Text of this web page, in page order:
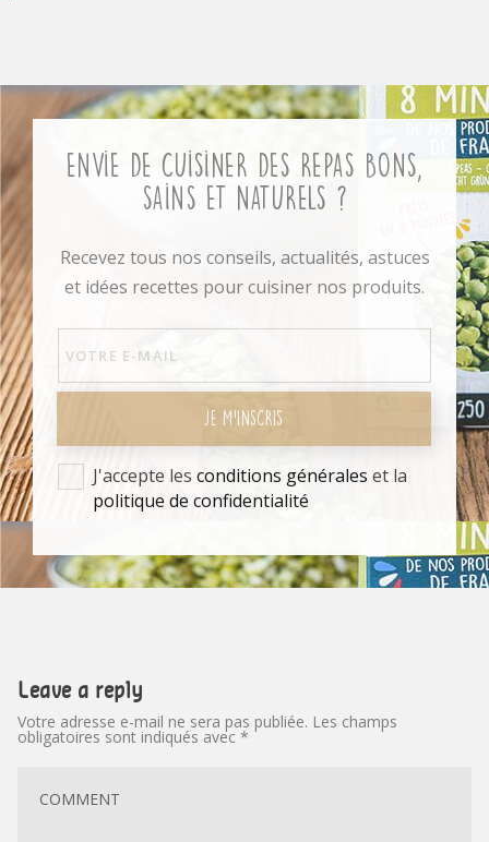
Envie de cuisiner des repas bons,
sains et naturels ?
Recevez tous nos conseils, actualités, astuces
et idées recettes pour cuisiner nos produits.
J'accepte les conditions générales et la
politique de confidentialité
JE M'INSCRIS
Leave a reply
Votre adresse e-mail ne sera pas publiée. Les champs
obligatoires sont indiqués avec *